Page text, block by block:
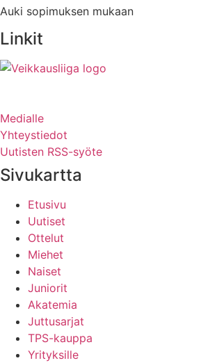
Auki sopimuksen mukaan
Linkit
Medialle
Yhteystiedot
Uutisten RSS-syöte
Sivukartta
Etusivu
Uutiset
Ottelut
Miehet
Naiset
Juniorit
Akatemia
Juttusarjat
TPS-kauppa
Yrityksille